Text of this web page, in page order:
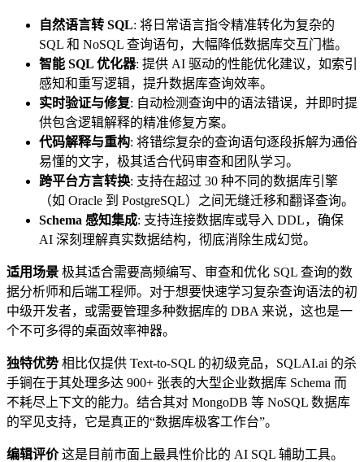
自然语言转 SQL: 将日常语言指令精准转化为复杂的
SQL 和 NoSQL 查询语句，大幅降低数据库交互门槛。
智能 SQL 优化器: 提供 AI 驱动的性能优化建议，如索引
感知和重写逻辑，提升数据库查询效率。
实时验证与修复: 自动检测查询中的语法错误，并即时提
供包含逻辑解释的精准修复方案。
代码解释与重构: 将错综复杂的查询语句逐段拆解为通俗
易懂的文字，极其适合代码审查和团队学习。
跨平台方言转换: 支持在超过 30 种不同的数据库引擎
（如 Oracle 到 PostgreSQL）之间无缝迁移和翻译查询。
Schema 感知集成: 支持连接数据库或导入 DDL，确保
AI 深刻理解真实数据结构，彻底消除生成幻觉。
适用场景 极其适合需要高频编写、审查和优化 SQL 查询的数
据分析师和后端工程师。对于想要快速学习复杂查询语法的初
中级开发者，或需要管理多种数据库的 DBA 来说，这也是一
个不可多得的桌面效率神器。
独特优势 相比仅提供 Text-to-SQL 的初级竞品，SQLAI.ai 的杀
手锏在于其处理多达 900+ 张表的大型企业数据库 Schema 而
不耗尽上下文的能力。结合其对 MongoDB 等 NoSQL 数据库
的罕见支持，它是真正的“数据库极客工作台”。
编辑评价这是目前市面上最具性价比的 AI SQL 辅助工具。